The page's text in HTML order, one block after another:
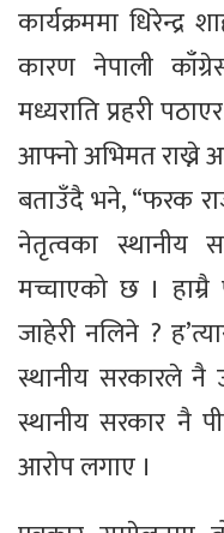
कार्यक्रममा
कारण नेपाली
मध्यराति प्रहरी
आफ्नो अभिमत राख्ने
बताउँदै भने, “फरक
नेतृत्वका स्थानीय
मच्चाएको छ । हाम्रै
जाहेरी नलिने ?
स्थानीय सरकारले
स्थानीय सरकार नै
आरोप लगाए ।